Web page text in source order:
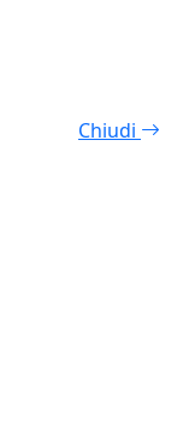
Chiudi